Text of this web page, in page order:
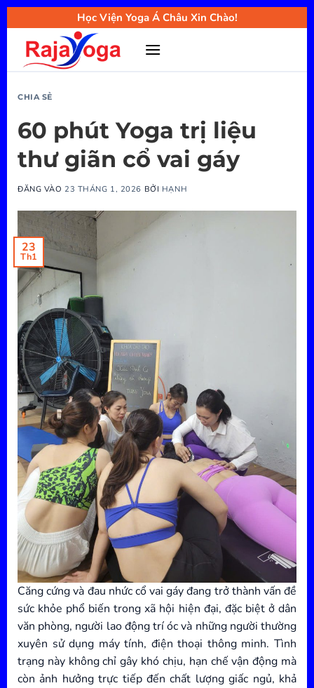
Bỏ
qua
nội
Học Viện Yoga Á Châu Xin Chào!
CHIA SẺ
60 phút Yoga trị liệu
thư giãn cổ vai gáy
ĐĂNG VÀO 23 THÁNG 1, 2026 BỞI HẠNH
23
Th1
Căng cứng và đau nhức cổ vai gáy đang trở thành vấn đề
sức khỏe phổ biến trong xã hội hiện đại, đặc biệt ở dân
văn phòng, người lao động trí óc và những người thường
xuyên sử dụng máy tính, điện thoại thông minh. Tình
trạng này không chỉ gây khó chịu, hạn chế vận động mà
còn ảnh hưởng trực tiếp đến chất lượng giấc ngủ, khả